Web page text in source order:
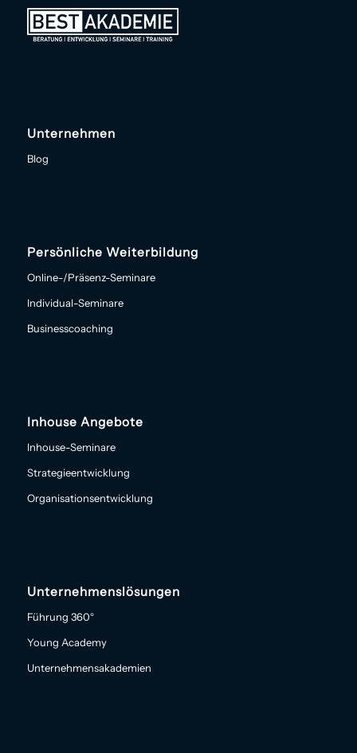
Unternehmen
Blog
Persönliche Weiterbildung
Online-/Präsenz-Seminare
Individual-Seminare
Businesscoaching
Inhouse Angebote
Inhouse-Seminare
Strategieentwicklung
Organisationsentwicklung
Unternehmenslösungen
Führung 360°
Young Academy
Unternehmensakademien